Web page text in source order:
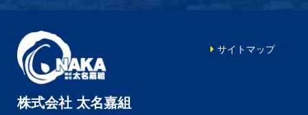
株式会社 太名嘉組
サイトマップ